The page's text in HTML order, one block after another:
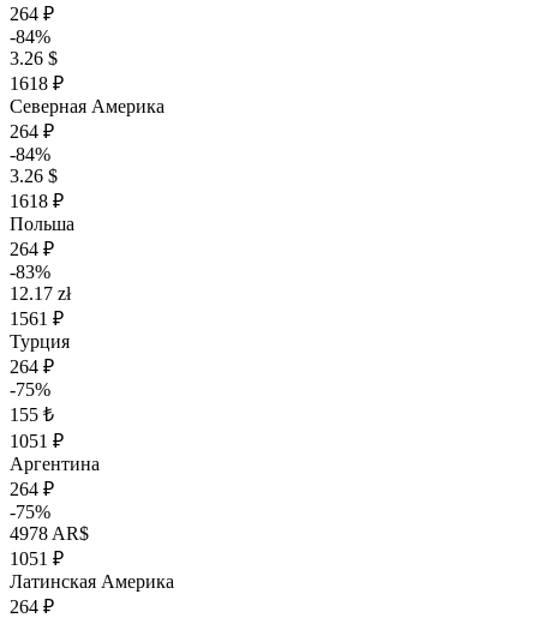
264 ₽
-84%
3.26 $
1618 ₽
Северная Америка
264 ₽
-84%
3.26 $
1618 ₽
Польша
264 ₽
-83%
12.17 zł
1561 ₽
Турция
264 ₽
-75%
155 ₺
1051 ₽
Аргентина
264 ₽
-75%
4978 AR$
1051 ₽
Латинская Америка
264 ₽